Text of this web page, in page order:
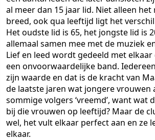
al meer dan 15 jaar lid. Niet alleen
breed, ook qua leeftijd ligt het
Het oudste lid is 65, het jongste lid is
allemaal samen mee met de muziek
Lief en leed wordt gedeeld met
een onvoorwaardelijke band.
zijn waarde en dat is de kracht van
de laatste jaren wat jongere vrouwen
sommige volgers ‘vreemd’, want wat
bij die vrouwen op leeftijd? Maar de
wel, het vult elkaar perfect aan en ze
elkaar.